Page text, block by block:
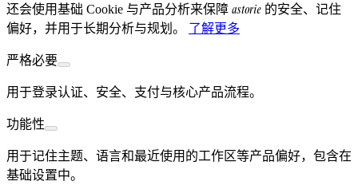
还会使用基础 Cookie 与产品分析来保障 astorie 的安全、记住
偏好，并用于长期分析与规划。
了解更多
严格必要
用于登录认证、安全、支付与核心产品流程。
功能性
用于记住主题、语言和最近使用的工作区等产品偏好，包含在
基础设置中。